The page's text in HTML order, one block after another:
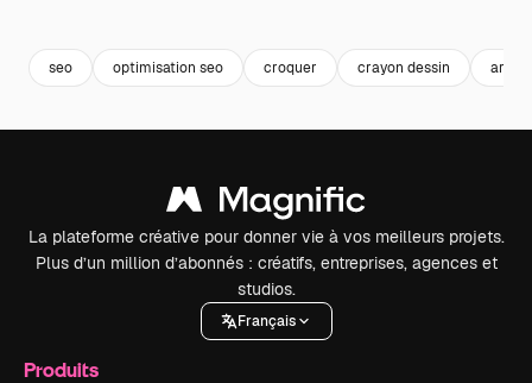
seo optimisation seo croquer crayon dessin
La plateforme créative pour donner vie à vos meilleurs projets.
Plus d’un million d’abonnés : créatifs, entreprises, agences et
studios.
Français
Produits